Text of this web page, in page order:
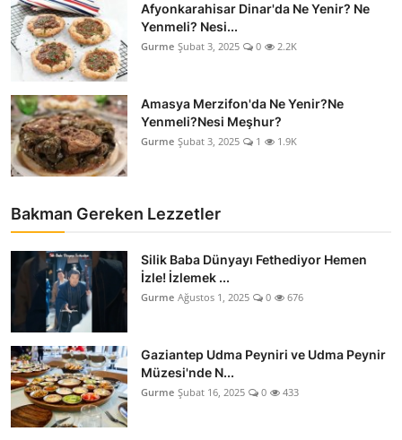
Afyonkarahisar Dinar'da Ne Yenir? Ne
Yenmeli? Nesi...
Gurme Şubat 3, 2025 0 2.2K
Amasya Merzifon'da Ne Yenir?Ne
Yenmeli?Nesi Meşhur?
Gurme Şubat 3, 2025 1 1.9K
Bakman Gereken Lezzetler
Silik Baba Dünyayı Fethediyor Hemen
İzle! İzlemek ...
Gurme Ağustos 1, 2025 0 676
Gaziantep Udma Peyniri ve Udma Peynir
Müzesi'nde N...
Gurme Şubat 16, 2025 0 433